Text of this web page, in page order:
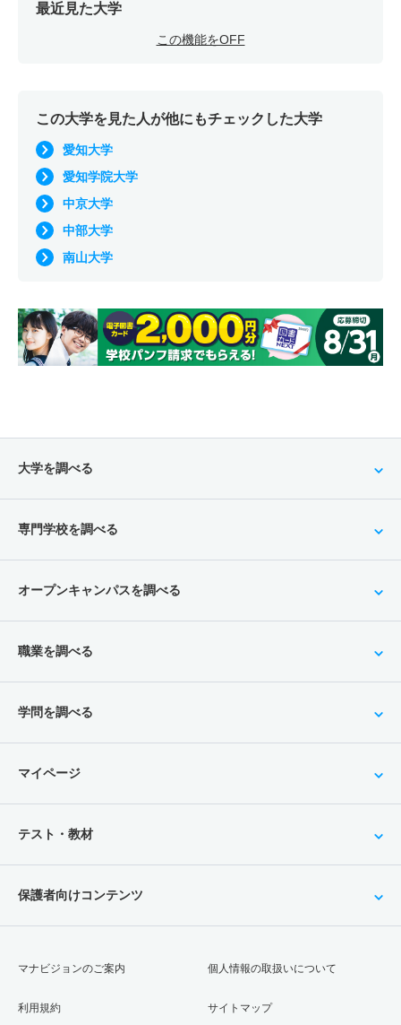
最近見た大学
この機能をOFF
この大学を見た人が他にもチェックした大学
愛知大学
愛知学院大学
中京大学
中部大学
南山大学
大学を調べる
専門学校を調べる
オープンキャンパスを調べる
職業を調べる
学問を調べる
マイページ
テスト・教材
保護者向けコンテンツ
マナビジョンのご案内
利用規約
個人情報の取扱いについて
サイトマップ